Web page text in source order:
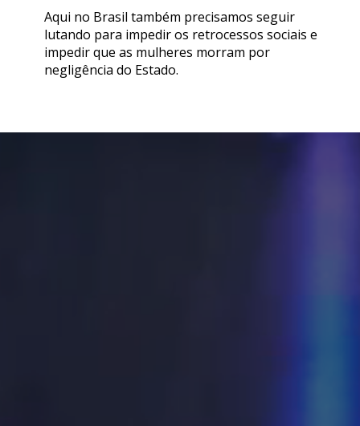
Aqui no Brasil também precisamos seguir
lutando para impedir os retrocessos sociais e
impedir que as mulheres morram por
negligência do Estado.